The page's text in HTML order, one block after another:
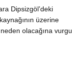
Dipsizgöl’deki
üzerine
olacağına vurgu